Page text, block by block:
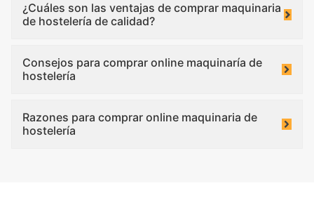
¿Cuáles son las ventajas de comprar maquinaria
de hostelería de calidad?
Consejos para comprar online maquinaría de
hostelería
Razones para comprar online maquinaria de
hostelería